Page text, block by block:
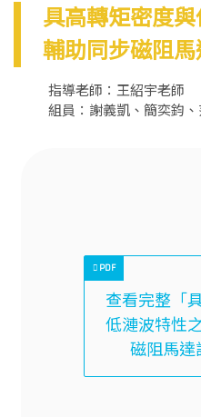
具高轉矩密度
輔助同步磁阻
指導老師：王紹宇老師
組員：謝義凱、簡奕鈞
查看完整「
低漣波特性
磁阻馬